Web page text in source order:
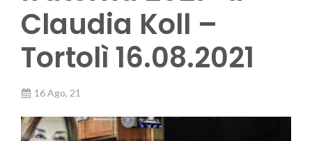
Claudia Koll –
Tortolì 16.08.2021
16 Ago, 21